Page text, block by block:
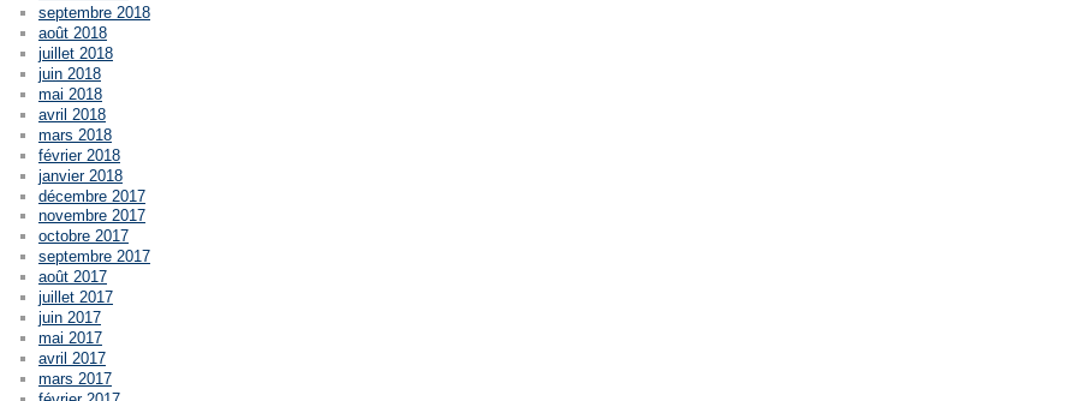
septembre 2018
août 2018
juillet 2018
juin 2018
mai 2018
avril 2018
mars 2018
février 2018
janvier 2018
décembre 2017
novembre 2017
octobre 2017
septembre 2017
août 2017
juillet 2017
juin 2017
mai 2017
avril 2017
mars 2017